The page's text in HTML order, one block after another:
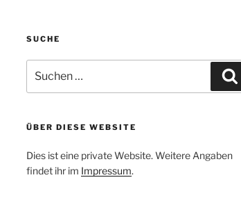
SUCHE
nach:
ÜBER DIESE WEBSITE
Dies ist eine private Website. Weitere Angaben
findet ihr im Impressum.